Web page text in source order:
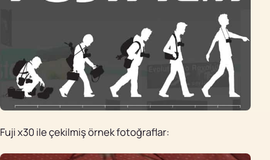
Fuji x30 ile çekilmiş örnek fotoğraflar: